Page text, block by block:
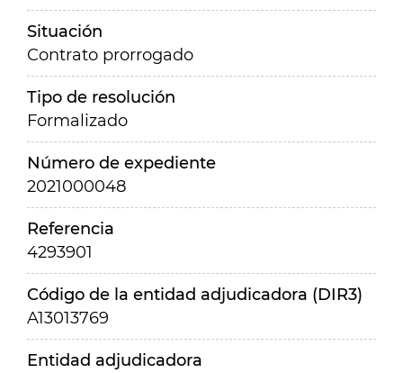
Situación
Contrato prorrogado
Tipo de resolución
Formalizado
Número de expediente
2021000048
Referencia
4293901
Código de la entidad adjudicadora (DIR3)
A13013769
Entidad adjudicadora